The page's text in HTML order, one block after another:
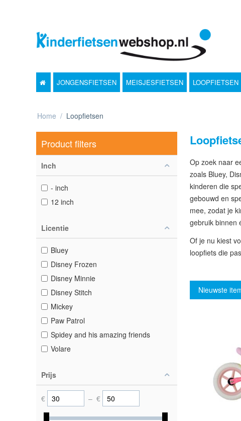
JONGENSFIETSEN MEISJESFIETSEN LOOPFIETSEN
Home / Loopfietsen
Product filters
Inch
- inch
12 inch
Licentie
Bluey
Disney Frozen
Disney Minnie
Disney Stitch
Mickey
Paw Patrol
Spidey and his amazing friends
Volare
Prijs
€ – €
Op zoek naar
zoals Bluey,
kinderen die
gebouwd en
mee, zodat je
gebruik binnen
Of je nu kiest
loopfiets die
Nieuwste